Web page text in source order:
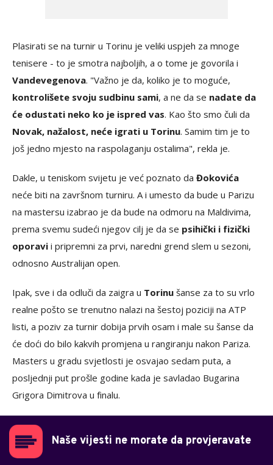
Plasirati se na turnir u Torinu je veliki uspjeh za mnoge
tenisere - to je smotra najboljih, a o tome je govorila i
Vandevegenova. "Važno je da, koliko je to moguće,
kontrolišete svoju sudbinu sami, a ne da se nadate da
će odustati neko ko je ispred vas. Kao što smo čuli da
Novak, nažalost, neće igrati u Torinu. Samim tim je to
još jedno mjesto na raspolaganju ostalima", rekla je.
Dakle, u teniskom svijetu je već poznato da Đokovića
neće biti na završnom turniru. A i umesto da bude u Parizu
na mastersu izabrao je da bude na odmoru na Maldivima,
prema svemu sudeći njegov cilj je da se psihički i fizički
oporavi i pripremni za prvi, naredni grend slem u sezoni,
odnosno Australijan open.
Ipak, sve i da odluči da zaigra u Torinu šanse za to su vrlo
realne pošto se trenutno nalazi na šestoj poziciji na ATP
listi, a poziv za turnir dobija prvih osam i male su šanse da
će doći do bilo kakvih promjena u rangiranju nakon Pariza.
Masters u gradu svjetlosti je osvajao sedam puta, a
posljednji put prošle godine kada je savladao Bugarina
Grigora Dimitrova u finalu.
Naše vijesti ne morate da provjeravate